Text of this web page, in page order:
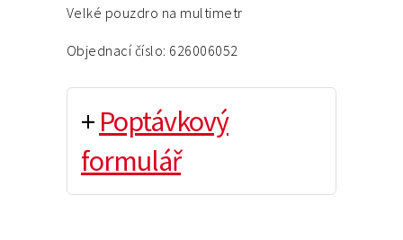
Velké pouzdro na multimetr
Objednací číslo: 626006052
+ Poptávkový
formulář